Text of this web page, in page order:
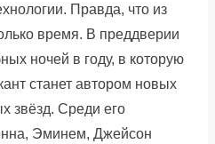
Правда, что из
время. В преддверии
ночей в году, в которую
станет автором новых
звёзд. Среди его
Эминем, Джейсон